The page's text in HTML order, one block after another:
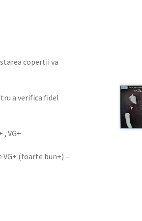
copertii va
a verifica fidel
, VG+
(foarte bun+) –